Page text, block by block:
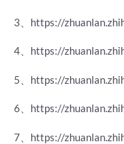
3、https://
4、https://
5、https://
6、https://
7、https://